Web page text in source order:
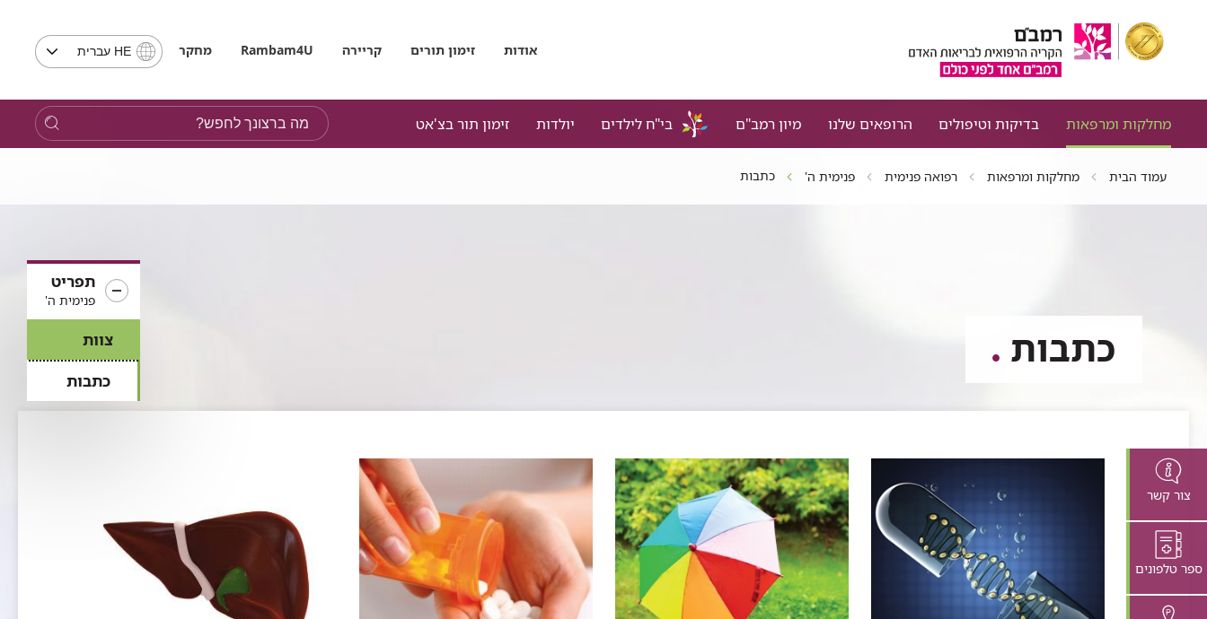
אודות זימון תורים קריירה Rambam4U מחקר
בחירת
שים
לב,
בבחירת
לאתר
HE עברית
מחלקות ומרפאות בדיקות וטיפולים הרופאים שלנו מיון רמב"ם בי"ח לילדים יולדות זימון תור בצ'אט
מה
ברצונך
לחפש?
צור קשר
ספר טלפונים
עמוד הבית מחלקות ומרפאות רפואה פנימית פנימית ה' כתבות
תפריט
פנימית ה'
צוות
כתבות
כתבות